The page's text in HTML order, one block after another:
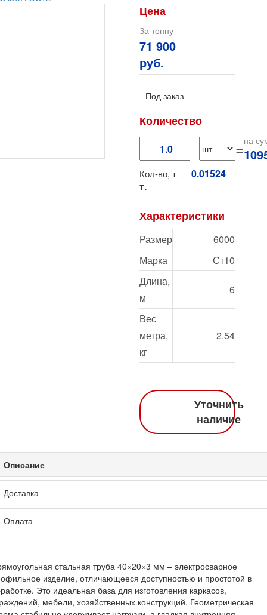
Цена
За тонну
71 900
руб.
Под заказ
Количество
=на
Кол-во, т = 0.01524
т.
Характеристики
Размер
6000
Марка
Ст10
Длина,
м
6
Вес
метра,
кг
2.54
Уточнить
наличие
Описание
Доставка
Оплата
стальная труба 40×20×3 мм – электросварное
изделие, отличающееся доступностью и простотой в
Это идеальная база для изготовления каркасов,
мебели, хозяйственных конструкций. Геометрическая